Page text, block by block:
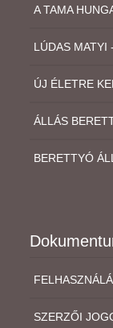
A TAMA
LÚDAS MATYI
ÚJ ÉLETRE
ÁLLÁS
BERETTYÓ
SZERZŐI